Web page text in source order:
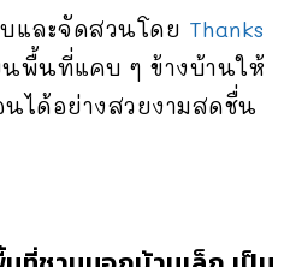
และจัดสวนโดย Thanks
นพื้นที่แคบ ๆ ข้างบ้านให้
ได้อย่างสวยงามสดชื่น